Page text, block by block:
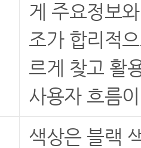
게 주요정보
조가 합리적
르게 찾고 활
사용자 흐름
색상은 블랙